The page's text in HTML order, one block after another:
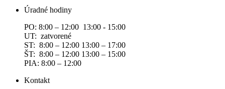
Úradné hodiny
PO: 8:00 – 12:00 13:00 - 15:00
UT: zatvorené
ST: 8:00 – 12:00 13:00 – 17:00
ŠT: 8:00 – 12:00 13:00 – 15:00
PIA: 8:00 – 12:00
Kontakt